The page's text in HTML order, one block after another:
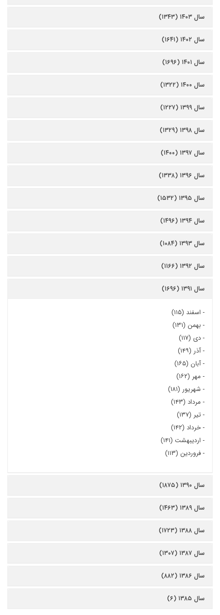
سال ۱۴۰۳ (۱۳۴۳)
سال ۱۴۰۲ (۱۶۴۱)
سال ۱۴۰۱ (۱۶۹۶)
سال ۱۴۰۰ (۱۳۲۲)
سال ۱۳۹۹ (۱۲۲۷)
سال ۱۳۹۸ (۱۳۲۹)
سال ۱۳۹۷ (۱۴۰۰)
سال ۱۳۹۶ (۱۳۳۸)
سال ۱۳۹۵ (۱۵۳۲)
سال ۱۳۹۴ (۱۴۹۶)
سال ۱۳۹۳ (۱۰۸۴)
سال ۱۳۹۲ (۱۱۶۶)
سال ۱۳۹۱ (۱۶۹۶)
- اسفند (۱۱۵)
-بهمن (۱۳۱)
-دی (۱۱۷)
-آذر (۱۴۹)
-آبان (۱۶۵)
- مهر (۱۶۲)
- شهریور (۱۸۱)
- مرداد (۱۴۳)
-تیر (۱۳۷)
-خرداد (۱۴۲)
- اردیبهشت (۱۴۱)
-فروردین (۱۱۳)
سال ۱۳۹۰ (۱۸۷۵)
سال ۱۳۸۹ (۱۴۶۳)
سال ۱۳۸۸ (۱۷۲۳)
سال ۱۳۸۷ (۱۳۰۷)
سال ۱۳۸۶ (۸۸۲)
سال ۱۳۸۵ (۶)